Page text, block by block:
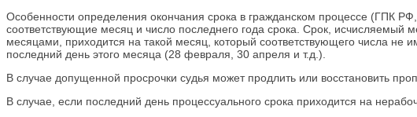
Особенности определения окончания срока в гражданском процессе (ГПК
соответствующие месяц и число последнего года срока. Срок, исчисляемый
месяцами, приходится на такой месяц, который соответствующего числа не
последний день этого месяца (28 февраля, 30 апреля и т.д.).
В случае допущенной просрочки судья может продлить или восстановить
В случае, если последний день процессуального срока приходится на